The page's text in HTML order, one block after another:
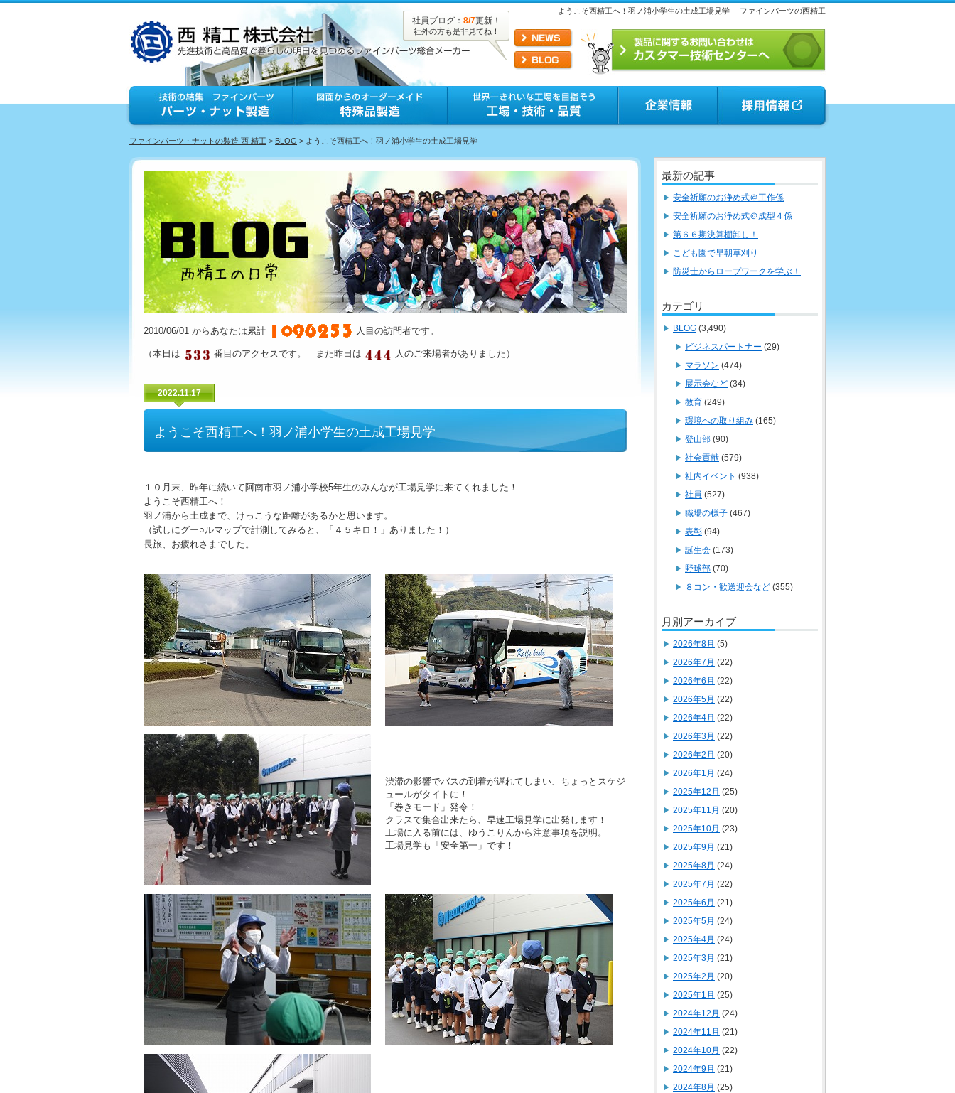
ようこそ西精工へ！羽ノ浦小学生の土成工場見学 ファインパーツの西精工
社員ブログ： 8/7更新！
社外の方も是非見てね！
ファインパーツ・ナットの製造 西 精工 > BLOG > ようこそ西精工へ！羽ノ浦小学生の土成工場見学
2010/06/01 からあなたは累計 人目の訪問者です。
（本日は 番目のアクセスです。 また昨日は 人のご来場者がありました）
2022.11.17
ようこそ西精工へ！羽ノ浦小学生の土成工場見学
１０月末、昨年に続いて阿南市羽ノ浦小学校5年生のみんなが工場見学に来てくれました！
ようこそ西精工へ！
羽ノ浦から土成まで、けっこうな距離があるかと思います。
（試しにグー○ルマップで計測してみると、「４５キロ！」ありました！）
長旅、お疲れさまでした。
渋滞の影響でバスの到着が遅れてしまい、ちょっとスケジ
ュールがタイトに！
「巻きモード」発令！
クラスで集合出来たら、早速工場見学に出発します！
工場に入る前には、ゆうこりんから注意事項を説明。
工場見学も「安全第一」です！
最新の記事
安全祈願のお浄め式＠工作係
安全祈願のお浄め式＠成型４係
第６６期決算棚卸し！
こども園で早朝草刈り
防災士からロープワークを学ぶ！
カテゴリ
BLOG (3,490)
ビジネスパートナー (29)
マラソン (474)
展示会など (34)
教育 (249)
環境への取り組み (165)
登山部 (90)
社会貢献 (579)
社内イベント (938)
社員 (527)
職場の様子 (467)
表彰 (94)
誕生会 (173)
野球部 (70)
８コン・歓送迎会など (355)
月別アーカイブ
2026年8月 (5)
2026年7月 (22)
2026年6月 (22)
2026年5月 (22)
2026年4月 (22)
2026年3月 (22)
2026年2月 (20)
2026年1月 (24)
2025年12月 (25)
2025年11月 (20)
2025年10月 (23)
2025年9月 (21)
2025年8月 (24)
2025年7月 (22)
2025年6月 (21)
2025年5月 (24)
2025年4月 (24)
2025年3月 (21)
2025年2月 (20)
2025年1月 (25)
2024年12月 (24)
2024年11月 (21)
2024年10月 (22)
2024年9月 (21)
2024年8月 (25)